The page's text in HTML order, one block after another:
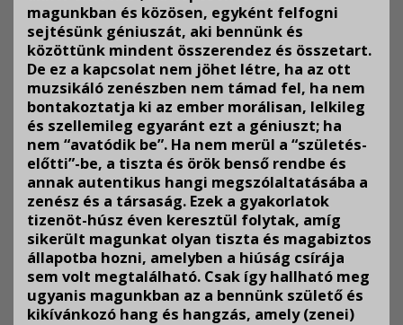
magunkban és közösen, egyként felfogni
sejtésünk géniuszát, aki bennünk és
közöttünk mindent összerendez és összetart.
De ez a kapcsolat nem jöhet létre, ha az ott
muzsikáló zenészben nem támad fel, ha nem
bontakoztatja ki az ember morálisan, lelkileg
és szellemileg egyaránt ezt a géniuszt; ha
nem “avatódik be”. Ha nem merül a “születés-
előtti”-be, a tiszta és örök benső rendbe és
annak autentikus hangi megszólaltatásába a
zenész és a társaság. Ezek a gyakorlatok
tizenöt-húsz éven keresztül folytak, amíg
sikerült magunkat olyan tiszta és magabiztos
állapotba hozni, amelyben a hiúság csírája
sem volt megtalálható. Csak így hallható meg
ugyanis magunkban az a bennünk születő és
kikívánkozó hang és hangzás, amely (zenei)